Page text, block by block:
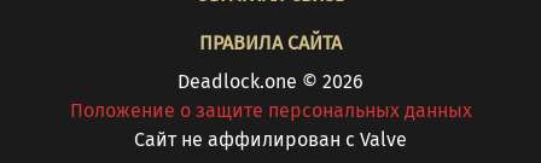
ПРАВИЛА САЙТА
Deadlock.one © 2026
Положение о защите персональных данных
Cайт не аффилирован с Valve